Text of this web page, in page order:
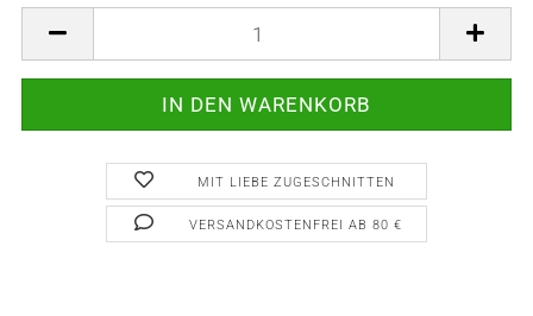
MIT LIEBE ZUGESCHNITTEN
VERSANDKOSTENFREI AB 80 €